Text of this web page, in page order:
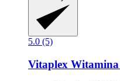
5.0 (5)
Vitaplex Witamina